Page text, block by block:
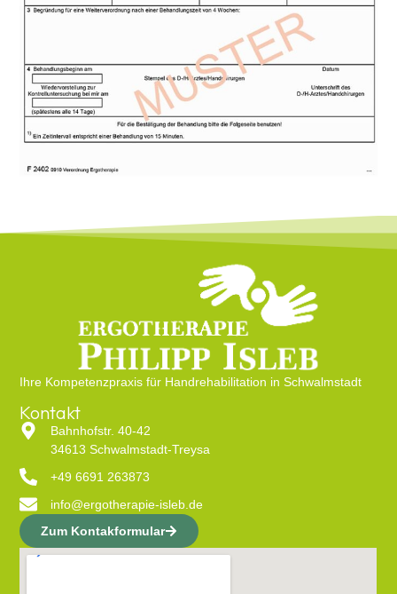
Ihre Kompetenzpraxis für Handrehabilitation in Schwalmstadt
Kontakt
Bahnhofstr. 40-42
34613 Schwalmstadt-Treysa
+49 6691 263873
info@ergotherapie-isleb.de
Zum Kontakformular